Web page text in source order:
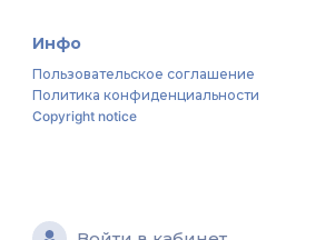
Инфо
Пользовательское соглашение
Политика конфиденциальности
Copyright notice